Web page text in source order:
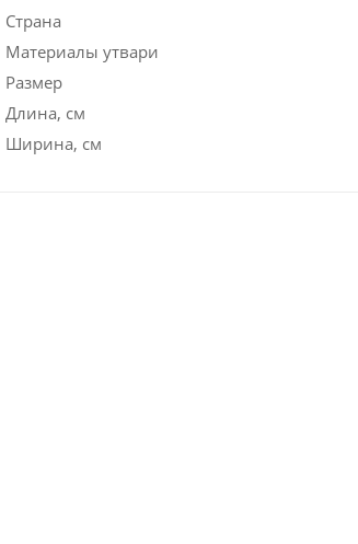
Страна
Материалы утвари
Размер
Длина, см
Ширина, см